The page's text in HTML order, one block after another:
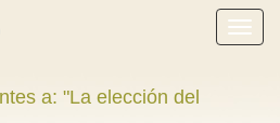
menú
a: "La elección del